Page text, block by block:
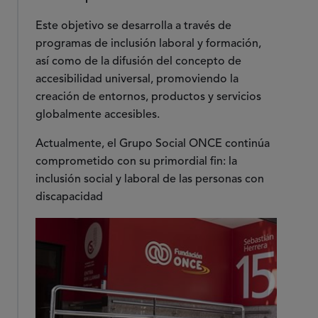
Este objetivo se desarrolla a través de
programas de inclusión laboral y formación,
así como de la difusión del concepto de
accesibilidad universal, promoviendo la
creación de entornos, productos y servicios
globalmente accesibles.
Actualmente, el Grupo Social ONCE continúa
comprometido con su primordial fin: la
inclusión social y laboral de las personas con
discapacidad